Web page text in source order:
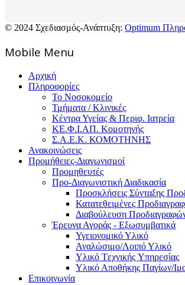
© 2024 Σχεδιασμός-Ανάπτυξη: Optimum
Mοbile Menu
Αρχική
Πληροφορίες
Το Νοσοκομείο
Τμήματα / Κλινικές
Κέντρα Υγείας & Περιφ. Ιατρεία
ΚΕ.Φ.Ι.ΑΠ. Κομοτηνής
Σ.Α.Ε.Κ. ΚΟΜΟΤΗΝΗΣ
Ανακοινώσεις
Προμήθειες-Διαγωνισμοί
Προμηθευτές
Προ-Διαγωνιστική Διαδικασία
Προσκλήσεις Σύνταξης
Κατατεθειμένες
Διαβούλευση
Έρευνα Αγοράς - Εξωσυμβατικά
Υγειονομικό Υλικό
Αναλώσιμο/Λοιπό Υλικό
Υλικό Tεχνικής Yπηρεσίας
Υλικό Αποθήκης Παγίων/
Επικοινωνία